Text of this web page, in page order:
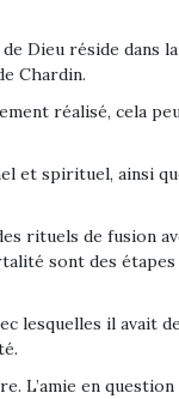
Dieu réside dans la
Chardin.
réalisé, cela
et spirituel, ainsi
rituels de fusion
sont des étapes
lesquelles il avait
L’amie en question